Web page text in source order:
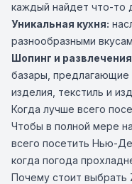
каждый найдет что-то
Уникальная кухня:
разнообразными
Шопинг и
базары,
изделия, текстиль и
Когда лучше всего
Чтобы в полной мере
всего посетить Нью-
когда погода
Почему стоит выбрать